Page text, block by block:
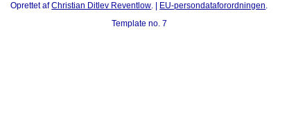
Oprettet afChristian Ditlev Reventlow. | EU-persondataforordningen.
Template no. 7